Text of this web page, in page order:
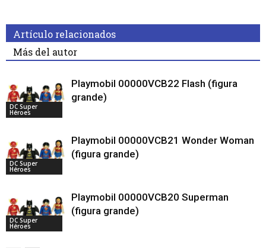
Artículo relacionados
Más del autor
DC Super
Héroes
Playmobil 00000VCB22 Flash (figura
grande)
DC Super
Héroes
Playmobil 00000VCB21 Wonder Woman
(figura grande)
DC Super
Héroes
Playmobil 00000VCB20 Superman
(figura grande)